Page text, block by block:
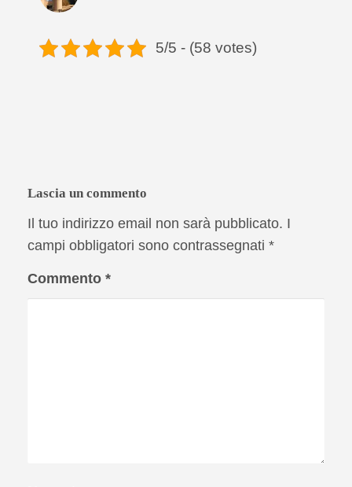
5/5 - (58 votes)
Lascia un commento
Il tuo indirizzo email non sarà pubblicato. I
campi obbligatori sono contrassegnati *
Commento *